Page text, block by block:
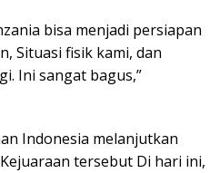
bisa menjadi persiapan
Situasi fisik kami, dan
Ini sangat bagus,”
Indonesia melanjutkan
tersebut Di hari ini,